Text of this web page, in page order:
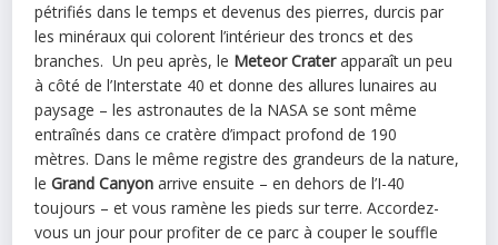
pétrifiés dans le temps et devenus des pierres, durcis par
les minéraux qui colorent l’intérieur des troncs et des
branches. Un peu après, le Meteor Craterapparaît un peu
à côté de l’Interstate 40 et donne des allures lunaires au
paysage – les astronautes de la NASA se sont même
entraînés dans ce cratère d’impact profond de 190
mètres. Dans le même registre des grandeurs de la nature,
leGrand Canyon arrive ensuite – en dehors de l’I-40
toujours – et vous ramène les pieds sur terre. Accordez-
vous un jour pour profiter de ce parc à couper le souffle